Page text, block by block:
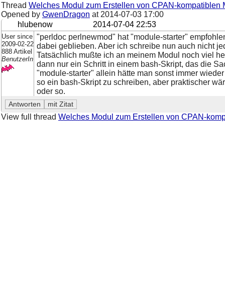
Thread Welches Modul zum Erstellen von CPAN-kompatiblen
Opened by GwenDragon at 2014-07-03 17:00
hlubenow
2014-07-04 22:53
User since
2009-02-22
888 Artikel
BenutzerIn
"perldoc perlnewmod" hat "module-starter"
dabei geblieben. Aber ich schreibe nun auch nicht
Tatsächlich mußte ich an meinem Modul noch viel
dann nur ein Schritt in einem bash-Skript, das die
"module-starter" allein hätte man sonst immer
so ein bash-Skript zu schreiben, aber praktischer
oder so.
View full thread Welches Modul zum Erstellen von CPAN-